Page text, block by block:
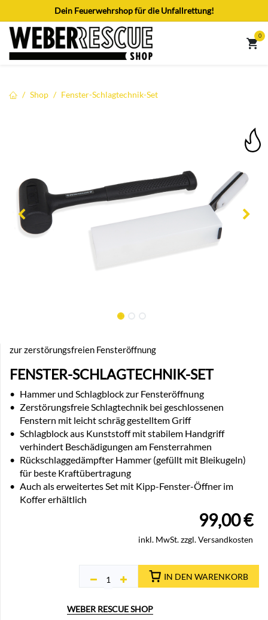
Zum Inhalt springenDein Feuerwehrshop für die Unfallrettung!
0
Shop Fenster-Schlagtechnik-Set
zur zerstörungsfreien Fensteröffnung
FENSTER-SCHLAGTECHNIK-SET
• Hammer und Schlagblock zur Fensteröffnung
• Zerstörungsfreie Schlagtechnik bei geschlossenen
Fenstern mit leicht schräg gestelltem Griff
• Schlagblock aus Kunststoff mit stabilem Handgriff
verhindert Beschädigungen am Fensterrahmen
• Rückschlaggedämpfter Hammer (gefüllt mit Bleikugeln)
für beste Kraftübertragung
• Auch als erweitertes Set mit Kipp-Fenster-Öffner im
Koffer erhältlich
99,00€
inkl. MwSt. zzgl. Versandkosten
IN DEN WARENKORB
WEBER RESCUE SHOP